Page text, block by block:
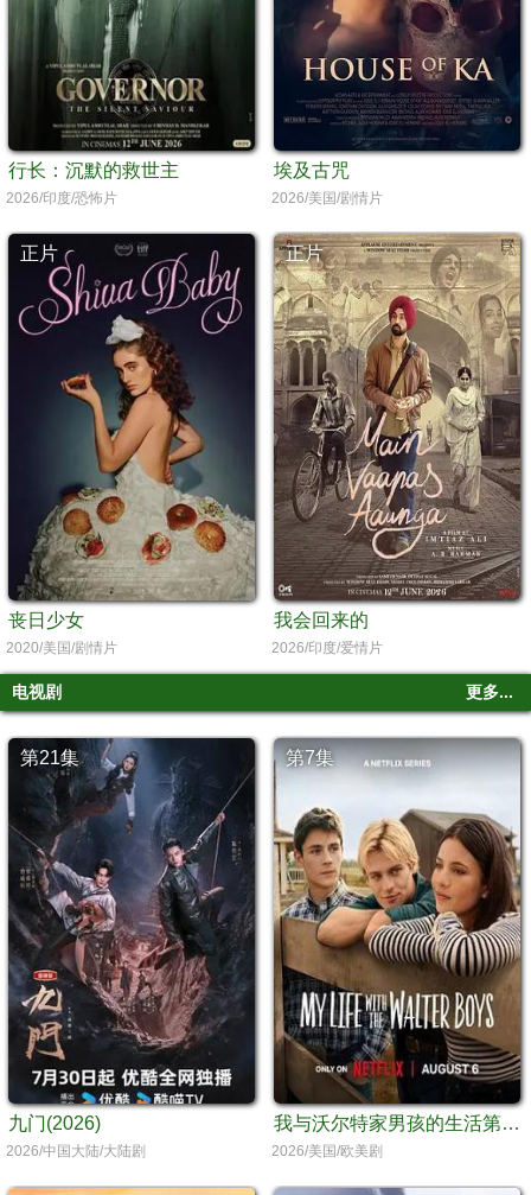
行长：沉默的救世主
2026/印度/恐怖片
埃及古咒
2026/美国/剧情片
正片
丧日少女
2020/美国/剧情片
正片
我会回来的
2026/印度/爱情片
电视剧 更多...
第21集
九门(2026)
2026/中国大陆/大陆剧
第7集
我与沃尔特家男孩的生活第三季
2026/美国/欧美剧